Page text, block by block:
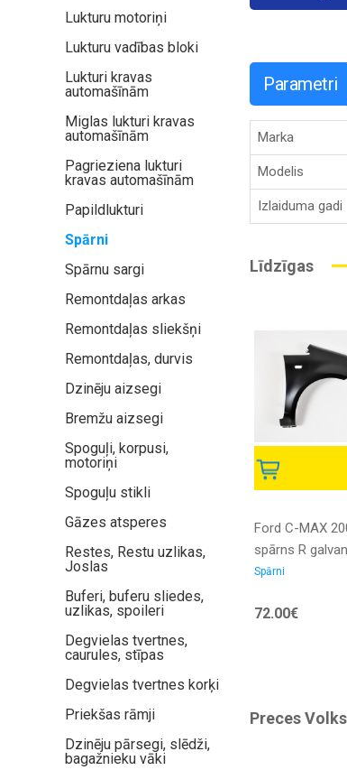
Lukturu motoriņi
Lukturu vadības bloki
Lukturi kravas
automašīnām
Miglas lukturi kravas
automašīnām
Pagrieziena lukturi
kravas automašīnām
Papildlukturi
Spārni
Spārnu sargi
Remontdaļas arkas
Remontdaļas sliekšņi
Remontdaļas, durvis
Dzinēju aizsegi
Bremžu aizsegi
Spoguļi, korpusi,
motoriņi
Spoguļu stikli
Gāzes atsperes
Restes, Restu uzlikas,
Joslas
Buferi, buferu sliedes,
uzlikas, spoileri
Degvielas tvertnes,
caurules, stīpas
Degvielas tvertnes korķi
Priekšas rāmji
Dzinēju pārsegi, slēdži,
bagažnieku vāki
Parametri
Marka
Modelis
Izlaiduma gadi
Līdzīgas
Ford C-MAX
spārns R
Spārni
72.00€
Preces